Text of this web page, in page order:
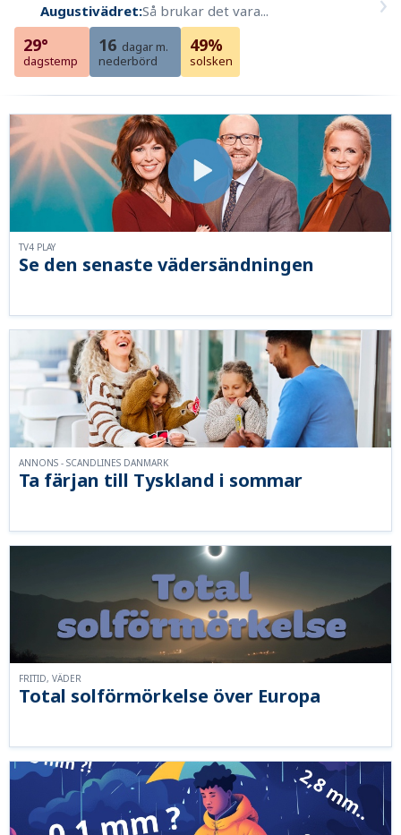
Augustivädret:Så brukar det vara...
29°
dagstemp
16 dagar m.
nederbörd
49%
solsken
Se den senaste vädersändningen
TV4 PLAY
Ta färjan till Tyskland i sommar
ANNONS - SCANDLINES DANMARK
Total solförmörkelse över Europa
FRITID, VÄDER